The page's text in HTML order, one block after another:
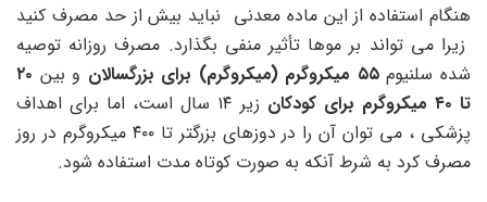
هنگام استفاده از این ماده معدنی نباید بیش از حد مصرف کنید
زیرا می تواند بر موها تأثیر منفی بگذارد. مصرف روزانه توصیه
شده سلنیوم۵۵ میکروگرم (میکروگرم) برای بزرگسالان و بین ۲۰
تا ۴۰ میکروگرم برای کودکان
زیر ۱۴ سال است، اما برای اهداف
پزشکی ، می توان آن را در دوزهای بزرگتر تا ۴۰۰ میکروگرم در روز
مصرف کرد به شرط آنکه به صورت کوتاه مدت استفاده شود.